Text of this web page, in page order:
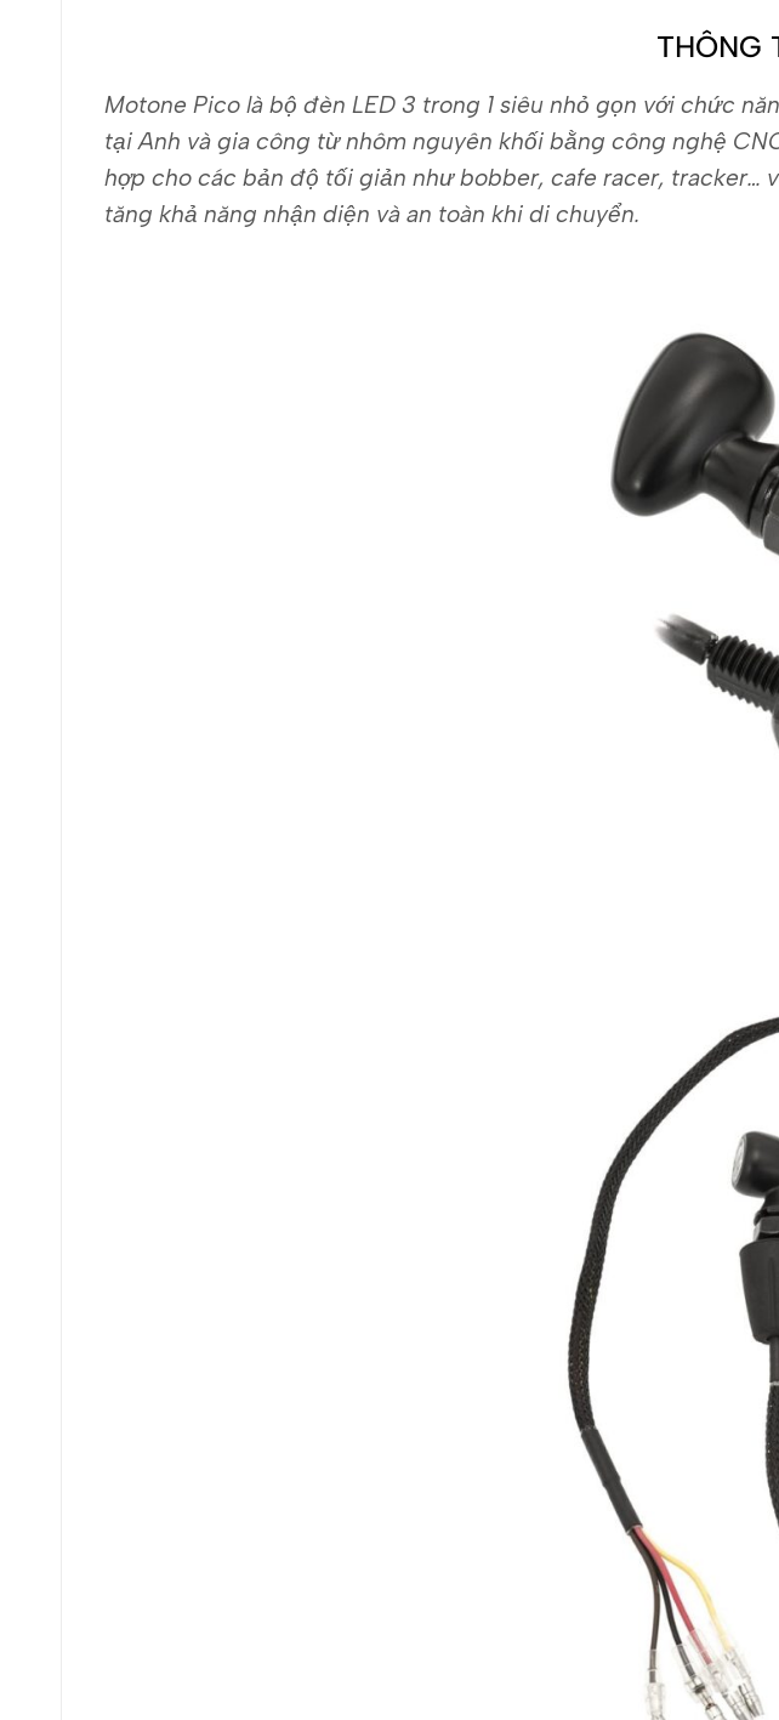
THÔNG
Motone Pico là bộ đèn LED 3 trong 1 siêu nhỏ gọn với chức
tại Anh và gia công từ nhôm nguyên khối bằng công nghệ
hợp cho các bản độ tối giản như bobber, cafe racer, tracker…
tăng khả năng nhận diện và an toàn khi di chuyển.